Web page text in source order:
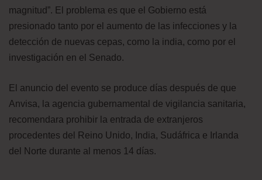
magnitud”. El problema es que el Gobierno está
presionado tanto por el aumento de las infecciones y la
detección de nuevas cepas, como la india, como por el
investigación en el Senado.
El anuncio del evento se produce días después de que
Anvisa, la agencia gubernamental de vigilancia sanitaria,
recomendara prohibir la entrada de extranjeros
procedentes del Reino Unido, India, Sudáfrica e Irlanda
del Norte durante al menos 14 días.